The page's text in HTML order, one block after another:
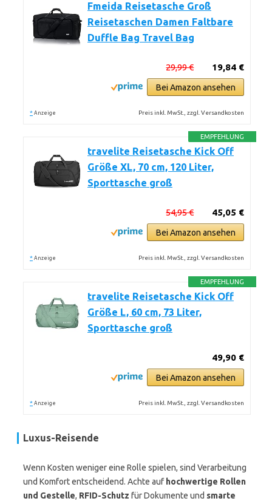
Fmeida Reisetasche Groß
Reisetaschen Damen Faltbare
Duffle Bag Travel Bag
19,84 €
29,99 €
Bei Amazon ansehen
* Anzeige Preis inkl. MwSt., zzgl. Versandkosten
EMPFEHLUNG
travelite Reisetasche Kick Off
Größe XL, 70 cm, 120 Liter,
Sporttasche groß
45,05 €
54,95 €
Bei Amazon ansehen
* Anzeige Preis inkl. MwSt., zzgl. Versandkosten
EMPFEHLUNG
travelite Reisetasche Kick Off
Größe L, 60 cm, 73 Liter,
Sporttasche groß
49,90 €
Bei Amazon ansehen
* Anzeige Preis inkl. MwSt., zzgl. Versandkosten
Luxus-Reisende
Wenn Kosten weniger eine Rolle spielen, sind Verarbeitung
und Komfort entscheidend. Achte auf hochwertige Rollen
und Gestelle, RFID-Schutz für Dokumente und smarte